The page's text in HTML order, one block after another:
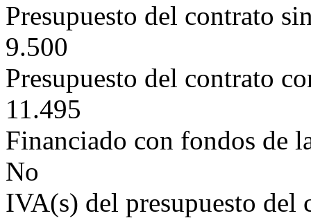
Presupuesto del contrato
9.500
Presupuesto del contrato
11.495
Financiado con fondos de
No
IVA(s) del presupuesto del